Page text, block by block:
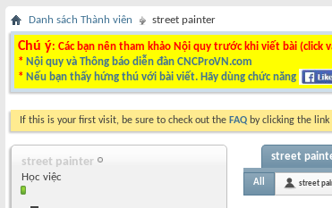
Danh sách Thành viên street painter
Chú ý: Các bạn nên tham khảo Nội quy trước khi viết bài (click
* Nội quy và Thông báo diễn đàn CNCProVN.com
* Nếu bạn thấy hứng thú với bài viết. Hãy dùng chức năng
If this is your first visit, be sure to check out the FAQ by clicking the link
street painter
Học việc
street
All street